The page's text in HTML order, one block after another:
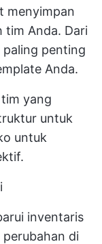
menyimpan
tim Anda. Dari
paling penting
Anda.
yang
untuk
untuk
inventaris
di